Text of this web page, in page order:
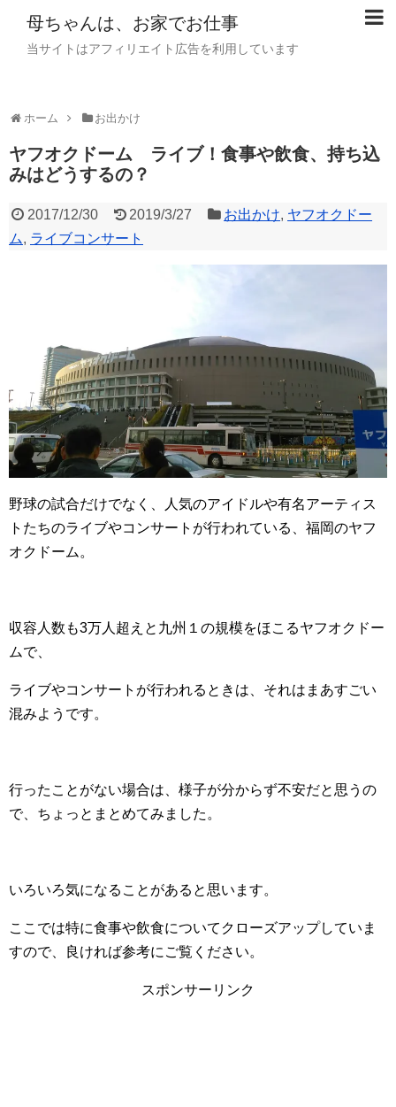
母ちゃんは、お家でお仕事
当サイトはアフィリエイト広告を利用しています
ホーム お出かけ
ヤフオクドーム ライブ！食事や飲食、持ち込
みはどうするの？
2017/12/30 2019/3/27 お出かけ, ヤフオクドー
ム, ライブコンサート
野球の試合だけでなく、人気のアイドルや有名アーティス
トたちのライブやコンサートが行われている、福岡のヤフ
オクドーム。
収容人数も3万人超えと九州１の規模をほこるヤフオクドー
ムで、
ライブやコンサートが行われるときは、それはまあすごい
混みようです。
行ったことがない場合は、様子が分からず不安だと思うの
で、ちょっとまとめてみました。
いろいろ気になることがあると思います。
ここでは特に食事や飲食についてクローズアップしていま
すので、良ければ参考にご覧ください。
スポンサーリンク